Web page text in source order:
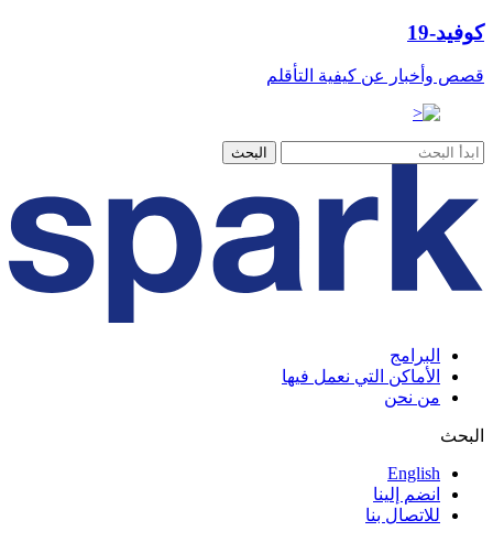
كوفيد-19
قصص وأخبار عن كيفية التأقلم
البرامج
الأماكن التي نعمل فيها
من نحن
البحث
English
انضم إلينا
للاتصال بنا